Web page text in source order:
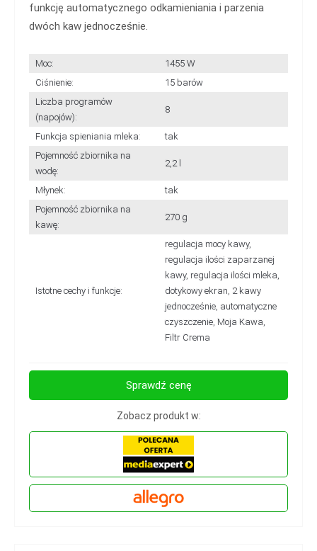
funkcję automatycznego odkamieniania i parzenia
dwóch kaw jednocześnie.
Moc:
1455 W
Ciśnienie:
15 barów
Liczba programów
(napojów):
8
Funkcja spieniania mleka:
tak
Pojemność zbiornika na
wodę:
2,2 l
Młynek:
tak
Pojemność zbiornika na
kawę:
270 g
Istotne cechy i funkcje:
regulacja mocy kawy,
regulacja ilości zaparzanej
kawy, regulacja ilości mleka,
dotykowy ekran, 2 kawy
jednocześnie, automatyczne
czyszczenie, Moja Kawa,
Filtr Crema
Sprawdź cenę
Zobacz produkt w: